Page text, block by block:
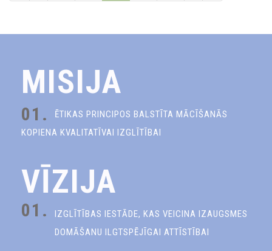
MISIJA
01.
ĒTIKAS PRINCIPOS BALSTĪTA MĀCĪŠANĀS
KOPIENA KVALITATĪVAI IZGLĪTĪBAI
VĪZIJA
01.
IZGLĪTĪBAS IESTĀDE, KAS VEICINA IZAUGSMES
DOMĀŠANU ILGTSPĒJĪGAI ATTĪSTĪBAI